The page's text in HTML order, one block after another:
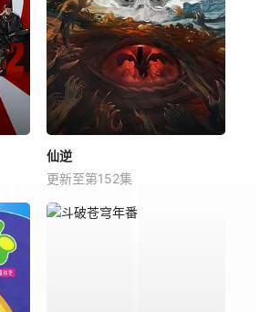
仙逆
更新至第152集